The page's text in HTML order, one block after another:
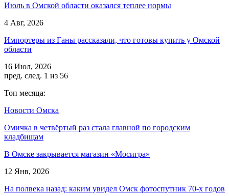
Июль в Омской области оказался теплее нормы
4 Авг, 2026
Импортеры из Ганы рассказали, что готовы купить у Омской
области
16 Июл, 2026
пред. след. 1 из 56
Топ месяца:
Новости Омска
Омичка в четвёртый раз стала главной по городским
кладбищам
В Омске закрывается магазин «Мосигра»
12 Янв, 2026
На полвека назад: каким увидел Омск фотоспутник 70-х годов